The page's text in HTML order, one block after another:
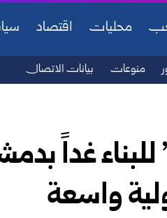
محليات اقتصاد
منوعات بيانات الاتصال
غداً
واسعة